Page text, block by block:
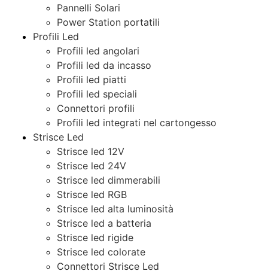
Pannelli Solari
Power Station portatili
Profili Led
Profili led angolari
Profili led da incasso
Profili led piatti
Profili led speciali
Connettori profili
Profili led integrati nel cartongesso
Strisce Led
Strisce led 12V
Strisce led 24V
Strisce led dimmerabili
Strisce led RGB
Strisce led alta luminosità
Strisce led a batteria
Strisce led rigide
Strisce led colorate
Connettori Strisce Led